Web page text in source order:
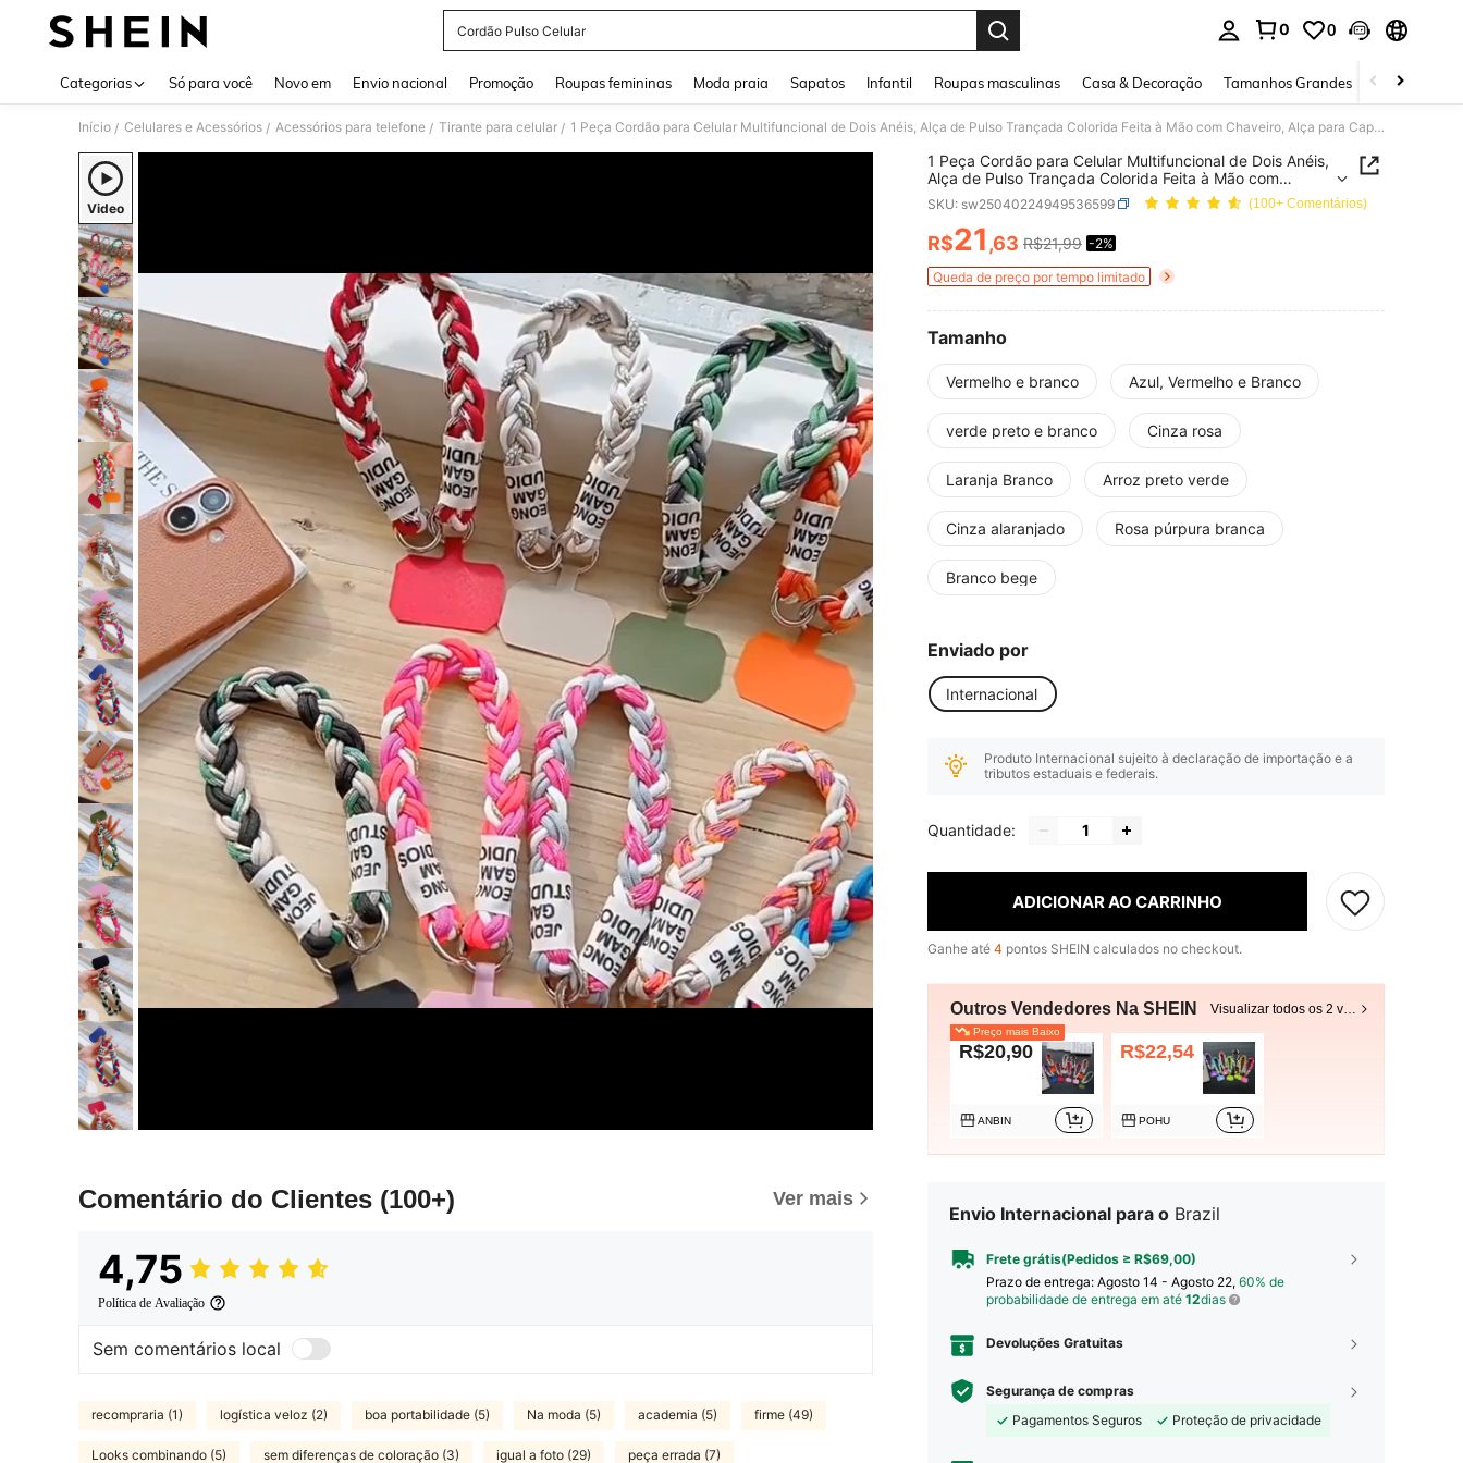
Cordão Pulso Celular
0 0
Categorias Só para você Novo em Envio nacional Promoção Roupas femininas Moda praia Sapatos Infantil Roupas masculinas Casa & Decoração Tamanhos Grandes Joias e
Início / Celulares e Acessórios / Acessórios para telefone / Tirante para celular / 1 Peça Cordão para Celular Multifuncional de Dois Anéis, Alça de Pulso Trançada Colorida Feita à Mão com Chaveiro, Alça para Capa de Celular, Suporte para Copo, Acessório de Moda
Video
Comentário do Clientes (100+) Ver mais
4,75
Política de Avaliação
Sem comentários local
recompraria (1) logística veloz (2) boa portabilidade (5) Na moda (5) academia (5) firme (49)
Looks combinando (5) sem diferenças de coloração (3) igual a foto (29) peça errada (7)
1 Peça Cordão para Celular Multifuncional de Dois Anéis,
Alça de Pulso Trançada Colorida Feita à Mão com
Chaveiro, Alça para Capa de Celular, Suporte para
Copo, Acessório de Moda
SKU: sw25040224949536599 (100+ Comentários)
PRICE AND AVAILABILITY
R$21,63 R$21,99 -2%
Queda de preço por tempo limitado
Tamanho
Vermelho e branco Azul, Vermelho e Branco
verde preto e branco Cinza rosa
Laranja Branco Arroz preto verde
Cinza alaranjado Rosa púrpura branca
Branco bege
Enviado por
Internacional
Produto Internacional sujeito à declaração de importação e a
tributos estaduais e federais.
Quantidade:
ADICIONAR AO CARRINHO
Ganhe até 4 pontos SHEIN calculados no checkout.
Outros Vendedores Na SHEIN Visualizar todos os 2 vendedores
Preço mais Baixo
R$20,90
ANBIN
R$22,54
POHU
Envio Internacional para o Brazil
Frete grátis(Pedidos ≥ R$69,00)
Prazo de entrega: Agosto 14 - Agosto 22, 60% de
probabilidade de entrega em até 12dias
Devoluções Gratuitas
Segurança de compras
Pagamentos Seguros
Proteção de privacidade